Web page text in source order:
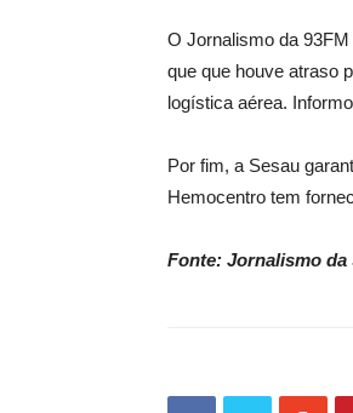
O Jornalismo da
que que houve atraso
logística aérea.
Por fim, a Sesau
Hemocentro tem
Fonte: Jornalismo da